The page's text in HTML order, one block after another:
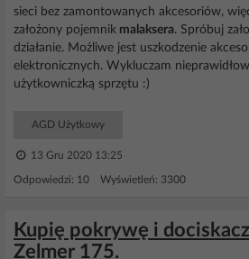
sieci bez zamontowanych akcesoriów,
założony pojemnik malaksera. Spróbuj
działanie. Możliwe jest uszkodzenie
elektronicznych. Wykluczam
użytkowniczką sprzętu :)
AGD Użytkowy
13 Gru 2020 13:25
Odpowiedzi: 10 Wyświetleń: 3300
Kupię pokrywę i
Zelmer 175.